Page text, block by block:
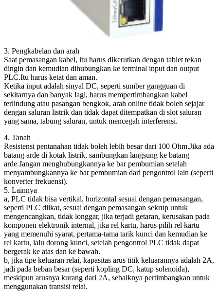
3. Pengkabelan dan arah
Saat pemasangan kabel, itu harus dikerutkan dengan tablet tekan
dingin dan kemudian dihubungkan ke terminal input dan output
PLC.Itu harus ketat dan aman.
Ketika input adalah sinyal DC, seperti sumber gangguan di
sekitarnya dan banyak lagi, harus mempertimbangkan kabel
terlindung atau pasangan bengkok, arah online tidak boleh sejajar
dengan saluran listrik dan tidak dapat ditempatkan di slot saluran
yang sama, tabung saluran, untuk mencegah interferensi.
4. Tanah
Resistensi pentanahan tidak boleh lebih besar dari 100 Ohm.Jika ada
batang arde di kotak listrik, sambungkan langsung ke batang
arde.Jangan menghubungkannya ke bar pembumian setelah
menyambungkannya ke bar pembumian dari pengontrol lain (seperti
konverter frekuensi).
5. Lainnya
a, PLC tidak bisa vertikal, horizontal sesuai dengan pemasangan,
seperti PLC diikat, sesuai dengan pemasangan sekrup untuk
mengencangkan, tidak longgar, jika terjadi getaran, kerusakan pada
komponen elektronik internal, jika rel kartu, harus pilih rel kartu
yang memenuhi syarat, pertama-tama tarik kunci dan kemudian ke
rel kartu, lalu dorong kunci, setelah pengontrol PLC tidak dapat
bergerak ke atas dan ke bawah.
b, jika tipe keluaran relai, kapasitas arus titik keluarannya adalah 2A,
jadi pada beban besar (seperti kopling DC, katup solenoida),
meskipun arusnya kurang dari 2A, sebaiknya pertimbangkan untuk
menggunakan transisi relai.